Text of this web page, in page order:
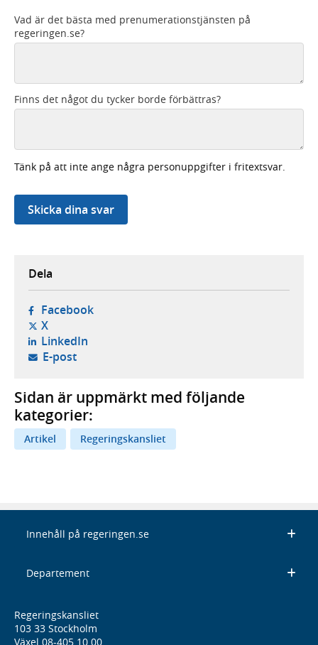
Vad är det bästa med prenumerationstjänsten på
regeringen.se?
Finns det något du tycker borde förbättras?
Tänk på att inte ange några personuppgifter i fritextsvar.
Skicka dina svar
Dela
Facebook- öppnas i ny flik, extern webbplats,
X- öppnas i ny flik, extern webbplats,
LinkedIn- öppnas i ny flik, extern webbplats,
E-post- öppnar din e-postklient,
Sidan är uppmärkt med följande
kategorier:
Artikel Regeringskansliet
Innehåll på regeringen.se
Departement
Regeringskansliet
103 33 Stockholm
Växel 08-405 10 00